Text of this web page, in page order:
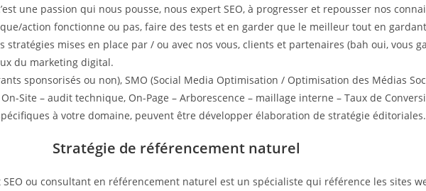
une passion qui nous pousse, nous expert SEO, à progresser et repousser nos
action fonctionne ou pas, faire des tests et en garder que le meilleur tout en
mises en place par / ou avec nos vous, clients et partenaires (bah oui, vous
du marketing digital.
sponsorisés ou non), SMO (Social Media Optimisation / Optimisation des Médias
Site – audit technique, On-Page – Arborescence – maillage interne – Taux de
à votre domaine, peuvent être développer élaboration de stratégie
Stratégie de référencement naturel
ou consultant en référencement naturel est un spécialiste qui référence les sites